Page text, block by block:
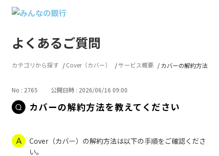
よくあるご質問
カテゴリから探す Cover（カバー） サービス概要 カバーの解約方法を
No : 2765 公開日時 : 2026/06/16 09:00
カバーの解約方法を教えてください
Cover（カバー）の解約方法は以下の手順をご確認くださ
い。